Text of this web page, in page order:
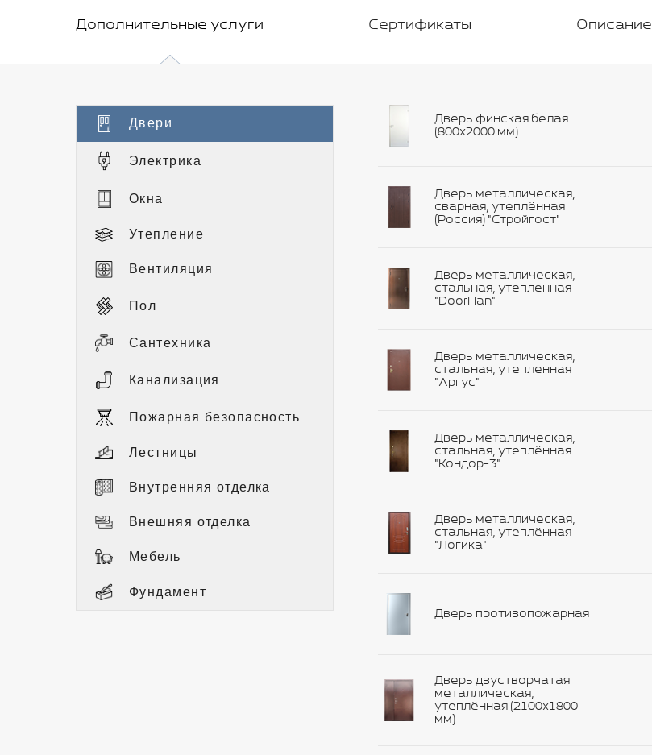
Дополнительные услуги Сертификаты Описание
Двери
Электрика
Окна
Утепление
Вентиляция
Пол
Сантехника
Канализация
Пожарная безопасность
Лестницы
Внутренняя отделка
Внешняя отделка
Мебель
Фундамент
Дверь финская белая
(800х2000 мм)
Дверь металлическая,
сварная, утеплённая
(Россия) "Стройгост"
Дверь металлическая,
стальная, утепленная
"DoorHan"
Дверь металлическая,
стальная, утепленная
"Аргус"
Дверь металлическая,
стальная, утеплённая
"Кондор-3"
Дверь металлическая,
стальная, утеплённая
"Логика"
Дверь противопожарная
Дверь двустворчатая
металлическая,
утеплённая (2100х1800
мм)